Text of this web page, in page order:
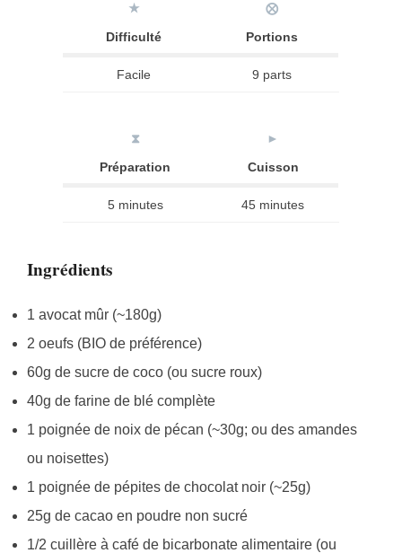
★
Difficulté
⨂
Portions
Facile 9 parts
⧗
Préparation
►
Cuisson
5 minutes 45 minutes
Ingrédients
1 avocat mûr (~180g)
2 oeufs (BIO de préférence)
60g de sucre de coco (ou sucre roux)
40g de farine de blé complète
1 poignée de noix de pécan (~30g; ou des amandes
ou noisettes)
1 poignée de pépites de chocolat noir (~25g)
25g de cacao en poudre non sucré
1/2 cuillère à café de bicarbonate alimentaire (ou